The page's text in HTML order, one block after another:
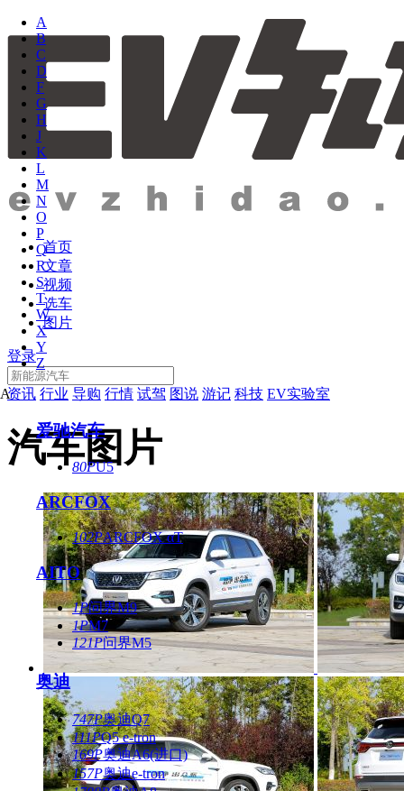
首页
文章
视频
选车
图片
登录
资讯 行业 导购 行情 试驾 图说 游记 科技 EV实验室
汽车图片
A
B
C
D
F
G
H
J
K
L
M
N
O
P
Q
R
S
T
W
X
Y
Z
A
爱驰汽车
80PU5
ARCFOX
102PARCFOX αT
AITO
1P问界M9
1PM7
121P问界M5
奥迪
747P奥迪Q7
111PQ5 e-tron
169P奥迪A6(进口)
157P奥迪e-tron